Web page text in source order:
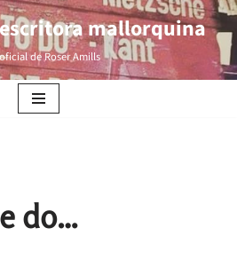
mallorquina
de Roser Amills
do…